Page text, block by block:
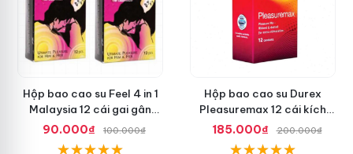
Hộp bao cao su Feel 4 in 1
Malaysia 12 cái gai gân
thắt dễ sử dụng
90.000₫ 100.000₫
Hộp bao cao su Durex
Pleasuremax 12 cái kích
thích tăng khoái cảm
185.000₫ 200.000₫